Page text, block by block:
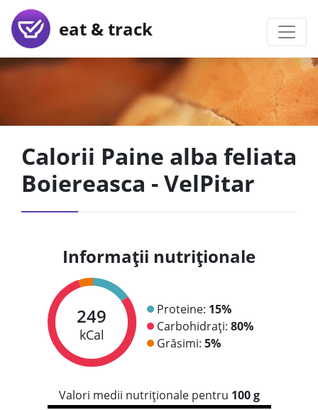
eat & track
Calorii Paine alba feliata
Boiereasca - VelPitar
Informații nutriționale
249
kCal
Proteine: 15%
Carbohidrați: 80%
Grăsimi: 5%
Valori medii nutriționale pentru 100 g